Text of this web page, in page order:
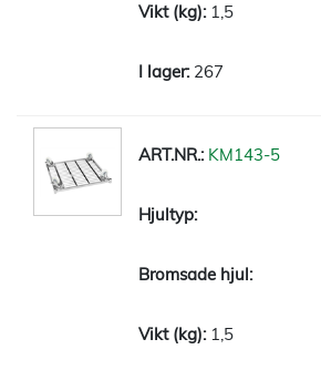
1,5
267
KM143-5
1,5